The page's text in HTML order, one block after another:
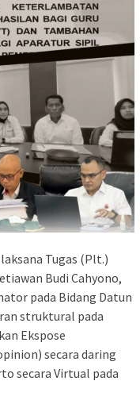
Tugas (Plt.)
Budi Cahyono,
pada Bidang Datun
struktural pada
Ekspose
secara daring
secara Virtual pada